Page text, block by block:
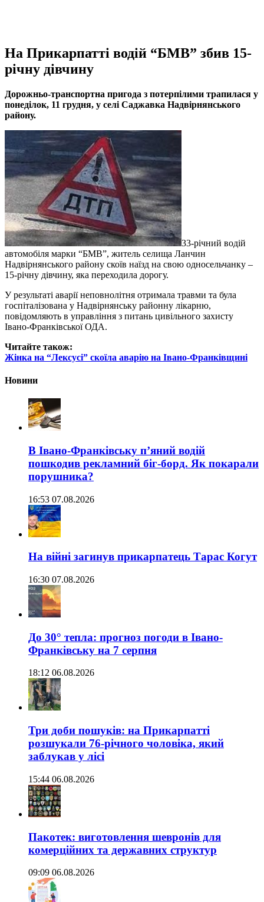
На Прикарпатті водій “БМВ” збив 15-
річну дівчину
Дорожньо-транспортна пригода з потерпілими трапилася у
понеділок, 11 грудня, у селі Саджавка Надвірнянського
району.
33-річний водій
автомобіля марки “БМВ”, житель селища Ланчин
Надвірнянського району скоїв наїзд на свою односельчанку –
15-річну дівчину, яка переходила дорогу.
У результаті аварії неповнолітня отримала травми та була
госпіталізована у Надвірнянську районну лікарню,
повідомляють в управління з питань цивільного захисту
Івано-Франківської ОДА.
Читайте також:
Жінка на “Лексусі” скоїла аварію на Івано-Франківщині
Новини
В Івано-Франківську п’яний водій
пошкодив рекламний біг-борд. Як покарали
порушника?
16:53 07.08.2026
На війні загинув прикарпатець Тарас Когут
16:30 07.08.2026
До 30° тепла: прогноз погоди в Івано-
Франківську на 7 серпня
18:12 06.08.2026
Три доби пошуків: на Прикарпатті
розшукали 76-річного чоловіка, який
заблукав у лісі
15:44 06.08.2026
Пакотек: виготовлення шевронів для
комерційних та державних структур
09:09 06.08.2026